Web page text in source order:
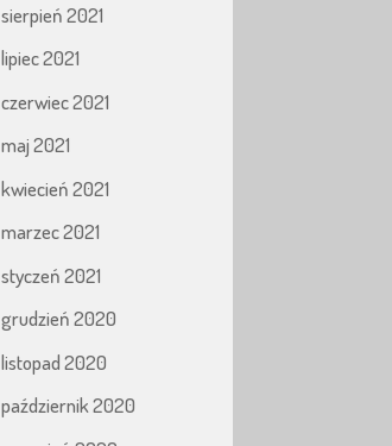
sierpień 2021
lipiec 2021
czerwiec 2021
maj 2021
kwiecień 2021
marzec 2021
styczeń 2021
grudzień 2020
listopad 2020
październik 2020